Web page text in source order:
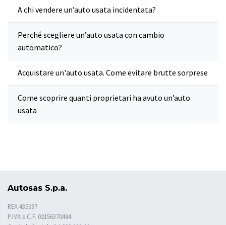
A chi vendere un’auto usata incidentata?
Perché scegliere un’auto usata con cambio
automatico?
Acquistare un'auto usata. Come evitare brutte sorprese
Come scoprire quanti proprietari ha avuto un’auto
usata
Autosas S.p.a.
REA 435997
P.IVA e C.F. 02156370484